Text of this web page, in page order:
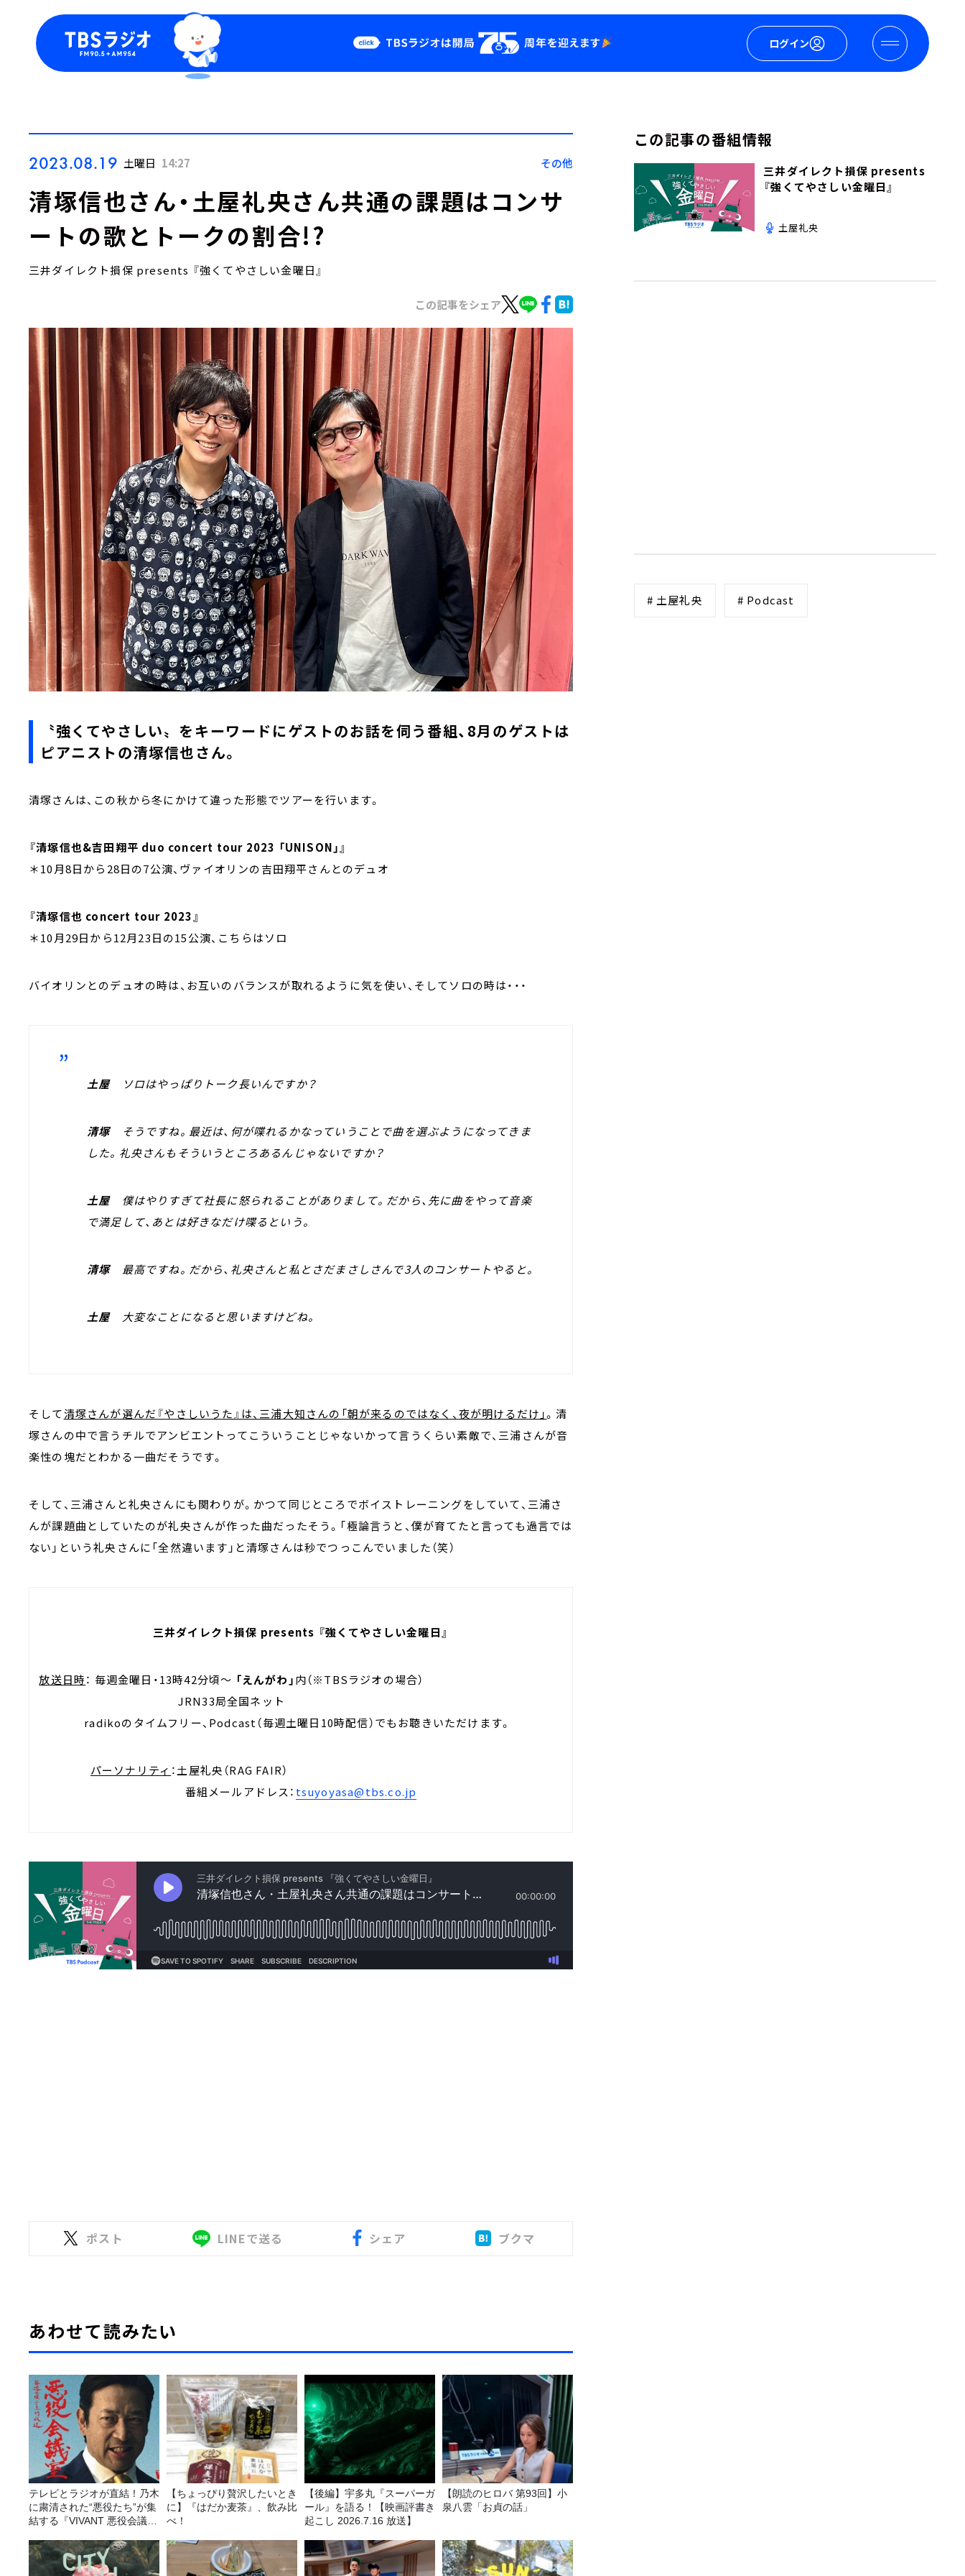
ログイン
Podcast
YouTube
2023.08.19 土曜日 14:27 その他
清塚信也さん・土屋礼央さん共通の課題はコンサ
ートの歌とトークの割合!?
三井ダイレクト損保 presents 『強くてやさしい金曜日』
この記事をシェア
〝強くてやさしい〟をキーワードにゲストのお話を伺う番組、8月のゲストは
ピアニストの清塚信也さん。
清塚さんは、この秋から冬にかけて違った形態でツアーを行います。
『清塚信也&吉田翔平 duo concert tour 2023 「UNISON」』
＊10月8日から28日の7公演、ヴァイオリンの吉田翔平さんとのデュオ
『清塚信也 concert tour 2023』
＊10月29日から12月23日の15公演、こちらはソロ
バイオリンとのデュオの時は、お互いのバランスが取れるように気を使い、そしてソロの時は・・・
土屋ソロはやっぱりトーク長いんですか？
清塚そうですね。最近は、何が喋れるかなっていうことで曲を選ぶようになってきま
した。礼央さんもそういうところあるんじゃないですか？
土屋僕はやりすぎて社長に怒られることがありまして。だから、先に曲をやって音楽
で満足して、あとは好きなだけ喋るという。
清塚最高ですね。だから、礼央さんと私とさだまさしさんで3人のコンサートやると。
土屋大変なことになると思いますけどね。
そして清塚さんが選んだ『やさしいうた』は、三浦大知さんの「朝が来るのではなく、夜が明けるだけ」。清
塚さんの中で言うチルでアンビエントってこういうことじゃないかって言うくらい素敵で、三浦さんが音
楽性の塊だとわかる一曲だそうです。
そして、三浦さんと礼央さんにも関わりが。かつて同じところでボイストレーニングをしていて、三浦さ
んが課題曲としていたのが礼央さんが作った曲だったそう。「極論言うと、僕が育てたと言っても過言では
ない」という礼央さんに「全然違います」と清塚さんは秒でつっこんでいました（笑）
三井ダイレクト損保 presents 『強くてやさしい金曜日』
放送日時： 毎週金曜日・13時42分頃～ 「えんがわ」内（※TBSラジオの場合）
JRN33局全国ネット
radikoのタイムフリー、Podcast（毎週土曜日10時配信）でもお聴きいただけます。
パーソナリティ ：土屋礼央（RAG FAIR）
番組メールアドレス： tsuyoyasa@tbs.co.jp
ポスト LINEで送る シェア ブクマ
あわせて読みたい
テレビとラジオが直結！乃木
に粛清された“悪役たち”が集
結する『VIVANT 悪役会議
【ちょっぴり贅沢したいとき
に】『はだか麦茶』、飲み比
べ！
【後編】宇多丸『スーパーガ
ール』を語る！【映画評書き
起こし 2026.7.16 放送】
【朗読のヒロバ 第93回】小
泉八雲「お貞の話」
この記事の番組情報
三井ダイレクト損保 presents
『強くてやさしい金曜日』
土屋礼央
# 土屋礼央 # Podcast